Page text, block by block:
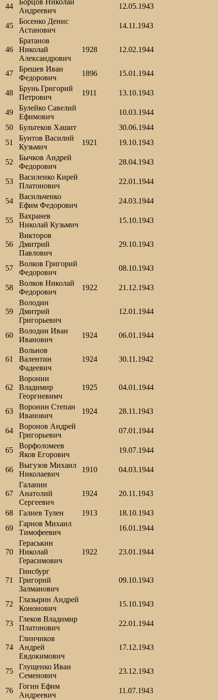
44
Борцов Николай
Андреевич
12.05.1943
45
Босенко Денис
Астанович
14.11.1943
46
Братанов
Николай
Александрович
1928 12.02.1944
47
Брешев Иван
Федорович
1896 15.01.1944
48
Брунь Григорий
Петрович
1911 13.10.1943
49
Булейко Савелий
Ефимович
10.03.1944
50
Бультеков Хашит
30.06.1944
51
Бунтов Василий
Кузьмич
1921 19.10.1943
52
Бычков Андрей
Федорович
28.04.1943
53
Василенко Кирей
Платонович
22.01.1944
54
Васильченко
Ефим Федорович
24.03.1944
55
Вахранев
Николай Кузьмич
15.10.1943
56
Викторов
Дмитрий
Павлович
29.10.1943
57
Волков Григорий
Федорович
08.10.1943
58
Волков Николай
Федорович
1922 21.12.1943
59
Володин
Дмитрий
Григорьевич
12.01.1944
60
Володин Иван
Иванович
1924 06.01.1944
61
Вольнов
Валентин
Фадеевич
1924 30.11.1942
62
Воронин
Владимир
Георгиевимч
1925 04.01.1944
63
Воронин Степан
Иванович
1924 28.11.1943
64
Воронов Андрей
Григорьевич
07.01.1944
65
Ворфоломеев
Яков Егорович
19.07.1944
66
Выгузов Михаил
Николаевич
1910 04.03.1944
67
Галанин
Анатолий
Сергеевич
1924 20.11.1943
68 Галиев Тулен 1913
18.10.1943
69
Гарнов Михаил
Тимофеевич
16.01.1944
70
Гераськин
Николай
Герасимович
1922 23.01.1944
71
Гинсбург
Григорий
Залманович
09.10.1943
72
Глазырин Андрей
Кононович
15.10.1943
73
Глеков Владимир
Платонович
22.01.1944
74
Глинчиков
Андрей
Евдокимович
17.12.1943
75
Глущенко Иван
Семенович
23.12.1943
76
Гогин Ефим
Андреевич
11.07.1943